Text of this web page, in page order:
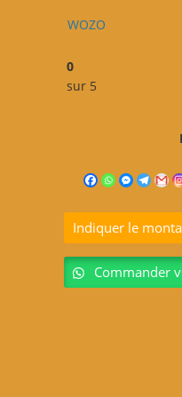
WOZO
0
sur 5
Indiquer le
Commander